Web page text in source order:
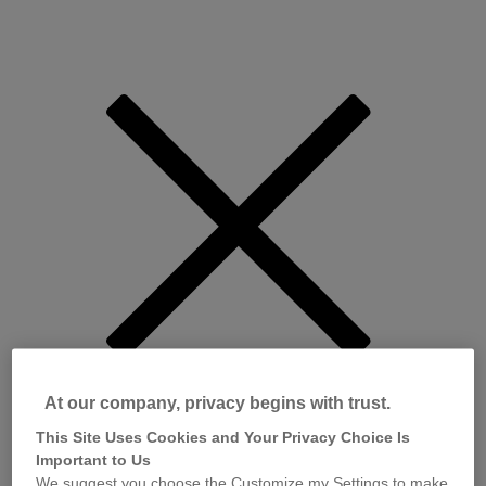
At our company, privacy begins with trust.
This Site Uses Cookies and Your Privacy Choice Is
Important to Us